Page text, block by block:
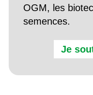
OGM, les
semences.
Je